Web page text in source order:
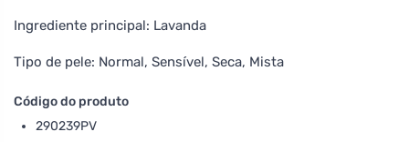
Ingrediente principal: Lavanda
Tipo de pele: Normal, Sensível, Seca, Mista
Código do produto
290239PV